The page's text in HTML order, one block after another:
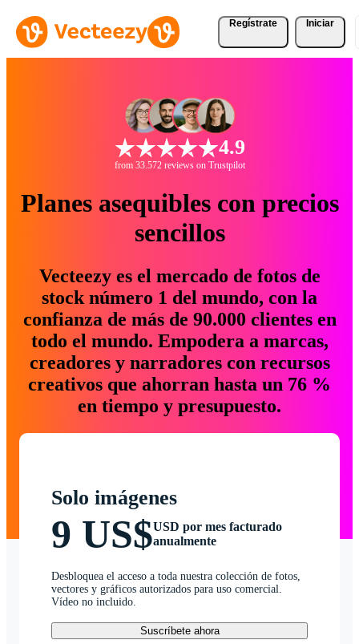
Regístrate Iniciar
4.9
from 33.572 reviews on Trustpilot
Planes asequibles con precios
sencillos
Vecteezy es el mercado de fotos de
stock número 1 del mundo, con la
confianza de más de 90.000 clientes en
todo el mundo. Empodera a marcas,
creadores y narradores con recursos
creativos que ahorran hasta un 76 %
en tiempo y presupuesto.
Solo imágenes
9 US$USD por mes facturado
anualmente
Desbloquea el acceso a toda nuestra colección de fotos,
vectores y gráficos autorizados para uso comercial.
Vídeo no incluido.
Suscríbete ahora